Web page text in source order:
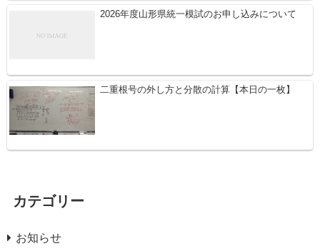
2026年度山形県統一模試のお申し込みについて
二重根号の外し方と分散の計算【本日の一枚】
カテゴリー
お知らせ